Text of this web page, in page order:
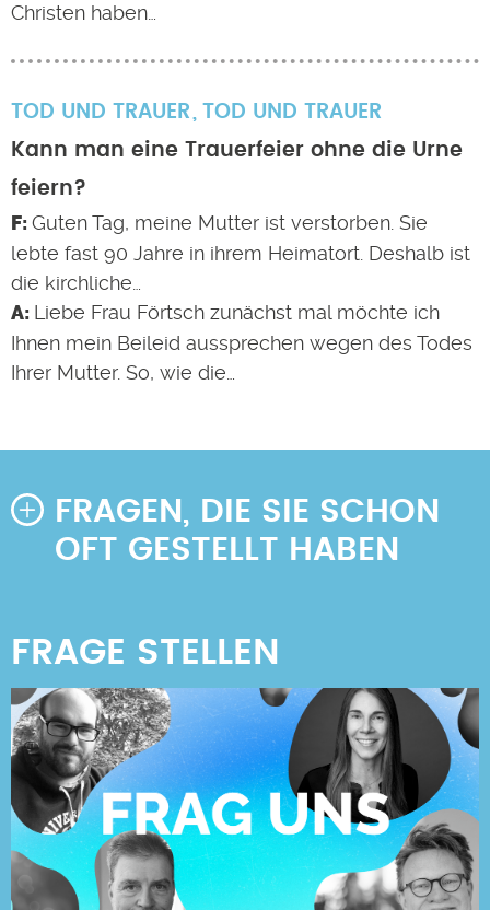
Christen haben…
TOD UND TRAUER
TOD UND TRAUER
Kann man eine Trauerfeier ohne die Urne
feiern?
Guten Tag, meine Mutter ist verstorben. Sie
lebte fast 90 Jahre in ihrem Heimatort. Deshalb ist
die kirchliche…
Liebe Frau Förtsch zunächst mal möchte ich
Ihnen mein Beileid aussprechen wegen des Todes
Ihrer Mutter. So, wie die…
FRAGEN, DIE SIE SCHON
OFT GESTELLT HABEN